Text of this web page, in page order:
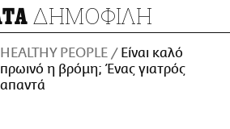
ΔΗΜΟΦΙΛΗ
HEALTHY PEOPLE
Είναι καλό
πρωινό η βρόμη; Ένας γιατρός
απαντά